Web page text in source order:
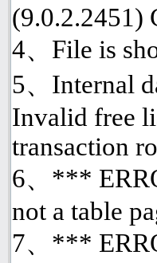
(9.0.2.2451)
4、File is
5、Internal
Invalid free
transaction
6、***
not a table
7、***